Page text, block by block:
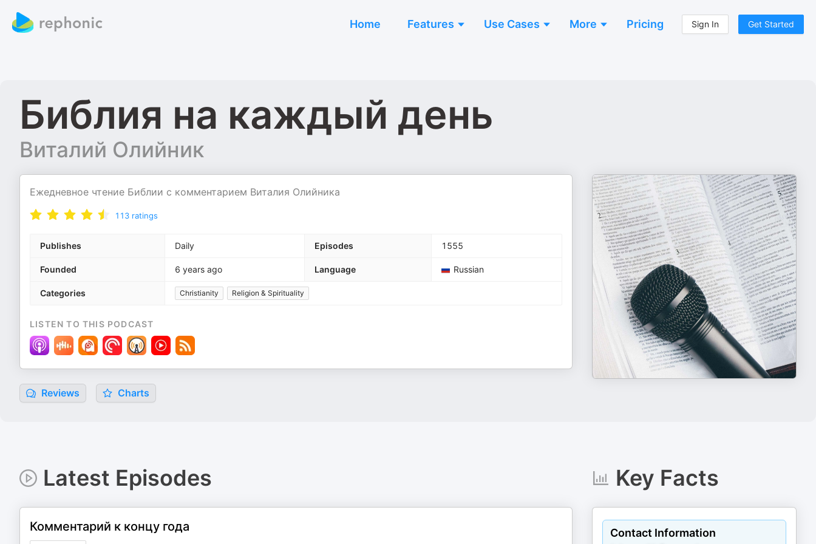
Home Features Use Cases More Pricing Sign In Get Started
Библия на каждый день
Виталий Олийник
Ежедневное чтение Библии с комментарием Виталия Олийника
113 ratings
Publishes Daily Episodes 1555
Founded 6 years ago Language Russian
Categories Christianity Religion & Spirituality
LISTEN TO THIS PODCAST
Reviews Charts
Latest Episodes
Комментарий к концу года
Key Facts
Contact Information